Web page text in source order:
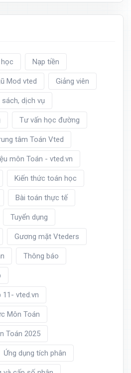
Nạp tiền
Mod vted Giảng viên
sách, dịch vụ
Tư vấn học đường
tâm Toán Vted
môn Toán - vted.vn
Kiến thức toán học
Bài toán thực tế
Tuyển dụng
Gương mặt Vteders
Thông báo
11- vted.vn
Môn Toán
Toán 2025
Ứng dụng tích phân